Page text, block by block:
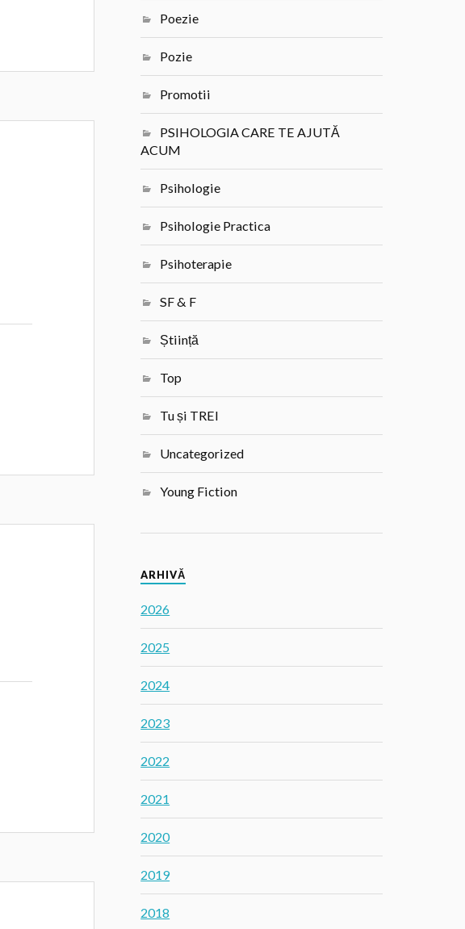
Poezie
Pozie
Promotii
PSIHOLOGIA CARE TE AJUTĂ
ACUM
Psihologie
Psihologie Practica
Psihoterapie
SF & F
Știință
Top
Tu și TREI
Uncategorized
Young Fiction
ARHIVĂ
2026
2025
2024
2023
2022
2021
2020
2019
2018